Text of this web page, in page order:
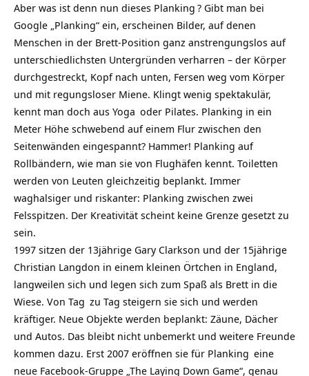
Aber was ist denn nun dieses Planking ? Gibt man bei
Google „Planking“ ein, erscheinen Bilder, auf denen
Menschen in der Brett-Position ganz anstrengungslos auf
unterschiedlichsten Untergründen verharren – der Körper
durchgestreckt, Kopf nach unten, Fersen weg vom Körper
und mit regungsloser Miene. Klingt wenig spektakulär,
kennt man doch aus Yoga oder Pilates. Planking in ein
Meter Höhe schwebend auf einem Flur zwischen den
Seitenwänden eingespannt? Hammer! Planking auf
Rollbändern, wie man sie von Flughäfen kennt. Toiletten
werden von Leuten gleichzeitig beplankt. Immer
waghalsiger und riskanter: Planking zwischen zwei
Felsspitzen. Der Kreativität scheint keine Grenze gesetzt zu
sein.
1997 sitzen der 13jährige Gary Clarkson und der 15jährige
Christian Langdon in einem kleinen Örtchen in England,
langweilen sich und legen sich zum Spaß als Brett in die
Wiese. Von Tag zu Tag steigern sie sich und werden
kräftiger. Neue Objekte werden beplankt: Zäune, Dächer
und Autos. Das bleibt nicht unbemerkt und weitere Freunde
kommen dazu. Erst 2007 eröffnen sie für Planking eine
neue Facebook-Gruppe „The Laying Down Game“, genau